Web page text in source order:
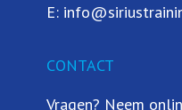
E:
CONTACT
Vragen? Neem